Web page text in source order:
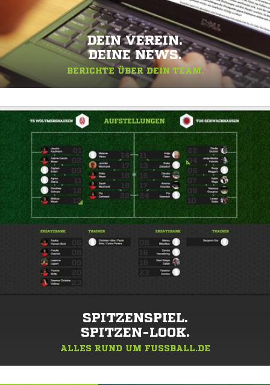
DEIN VEREIN.
DEINE NEWS.
BERICHTE ÜBER DEIN TEAM.
SPITZENSPIEL.
SPITZEN-LOOK.
ALLES RUND UM FUSSBALL.DE